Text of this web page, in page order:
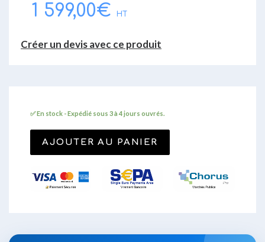
1 599,00€ HT
Créer un devis avec ce produit
✅ En stock - Expédié sous 3 à 4 jours ouvrés.
AJOUTER AU PANIER